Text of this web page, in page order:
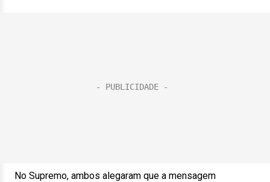
No Supremo, ambos alegaram que a mensagem